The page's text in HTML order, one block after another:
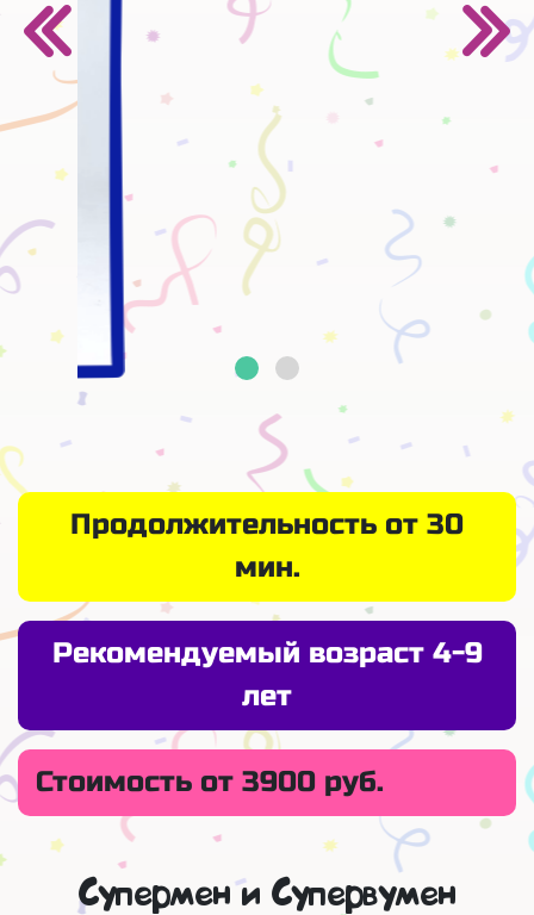
Продолжительность от 30
мин.
Рекомендуемый возраст 4-9
лет
Стоимость от 3900 руб.
Супермен и Супервумен